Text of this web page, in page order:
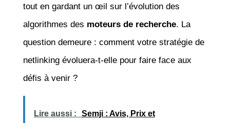
tout en gardant un œil sur l’évolution des
algorithmes des moteurs de recherche. La
question demeure : comment votre stratégie de
netlinking évoluera-t-elle pour faire face aux
défis à venir ?
Lire aussi : Semji : Avis, Prix et